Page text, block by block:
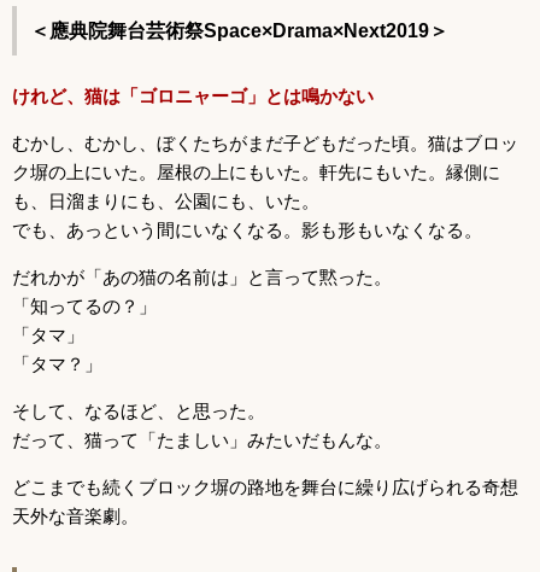
＜應典院舞台芸術祭Space×Drama×Next2019＞
けれど、猫は「ゴロニャーゴ」とは鳴かない
むかし、むかし、ぼくたちがまだ子どもだった頃。猫はブロッ
ク塀の上にいた。屋根の上にもいた。軒先にもいた。縁側に
も、日溜まりにも、公園にも、いた。
でも、あっという間にいなくなる。影も形もいなくなる。
だれかが「あの猫の名前は」と言って黙った。
「知ってるの？」
「タマ」
「タマ？」
そして、なるほど、と思った。
だって、猫って「たましい」みたいだもんな。
どこまでも続くブロック塀の路地を舞台に繰り広げられる奇想
天外な音楽劇。